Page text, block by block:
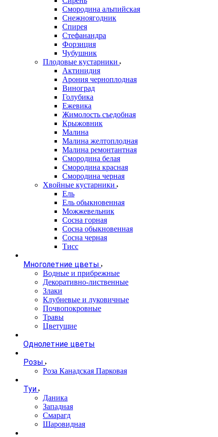
Смородина альпийская
Снежноягодник
Спирея
Стефанандра
Форзиция
Чубушник
Плодовые кустарники
Актинидия
Арония черноплодная
Виноград
Голубика
Ежевика
Жимолость съедобная
Крыжовник
Малина
Малина желтоплодная
Малина ремонтантная
Смородина белая
Смородина красная
Смородина черная
Хвойные кустарники
Ель
Ель обыкновенная
Можжевельник
Сосна горная
Сосна обыкновенная
Сосна черная
Тисс
Многолетние цветы
Водные и прибрежные
Декоративно-лиственные
Злаки
Клубневые и луковичные
Почвопокровные
Травы
Цветущие
Однолетние цветы
Розы
Роза Канадская Парковая
Туи
Даника
Западная
Смарагд
Шаровидная